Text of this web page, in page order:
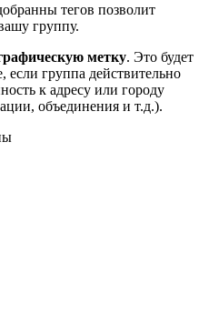
тегов позволит
группу.
метку. Это будет
если группа действительно
к адресу или городу
объединения и т.д.).